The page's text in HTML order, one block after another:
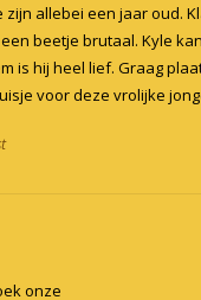
zijn allebei een jaar oud.
beetje brutaal. Kyle
is hij heel lief. Graag
voor deze vrolijke
onze